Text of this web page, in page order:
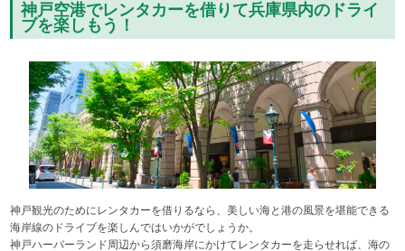
神戸空港でレンタカーを借りて兵庫県内のドライ
ブを楽しもう！
神戸観光のためにレンタカーを借りるなら、美しい海と港の風景を堪能できる
海岸線のドライブを楽しんではいかがでしょうか。
神戸ハーバーランド周辺から須磨海岸にかけてレンタカーを走らせれば、海の